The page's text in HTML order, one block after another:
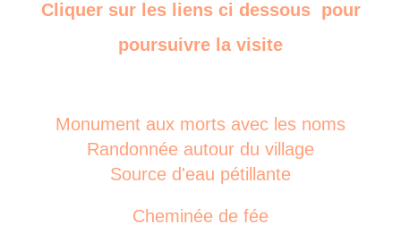
Cliquer sur les liens ci dessous pour
poursuivre la visite
Monument aux morts avec les noms
Randonnée autour du village
Source d'eau pétillante
Cheminée de fée